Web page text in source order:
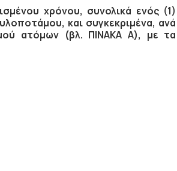
χρόνου, συνολικά ενός (1)
και συγκεκριμένα, ανά
ατόμων (βλ. ΠΙΝΑΚΑ Α), με τα